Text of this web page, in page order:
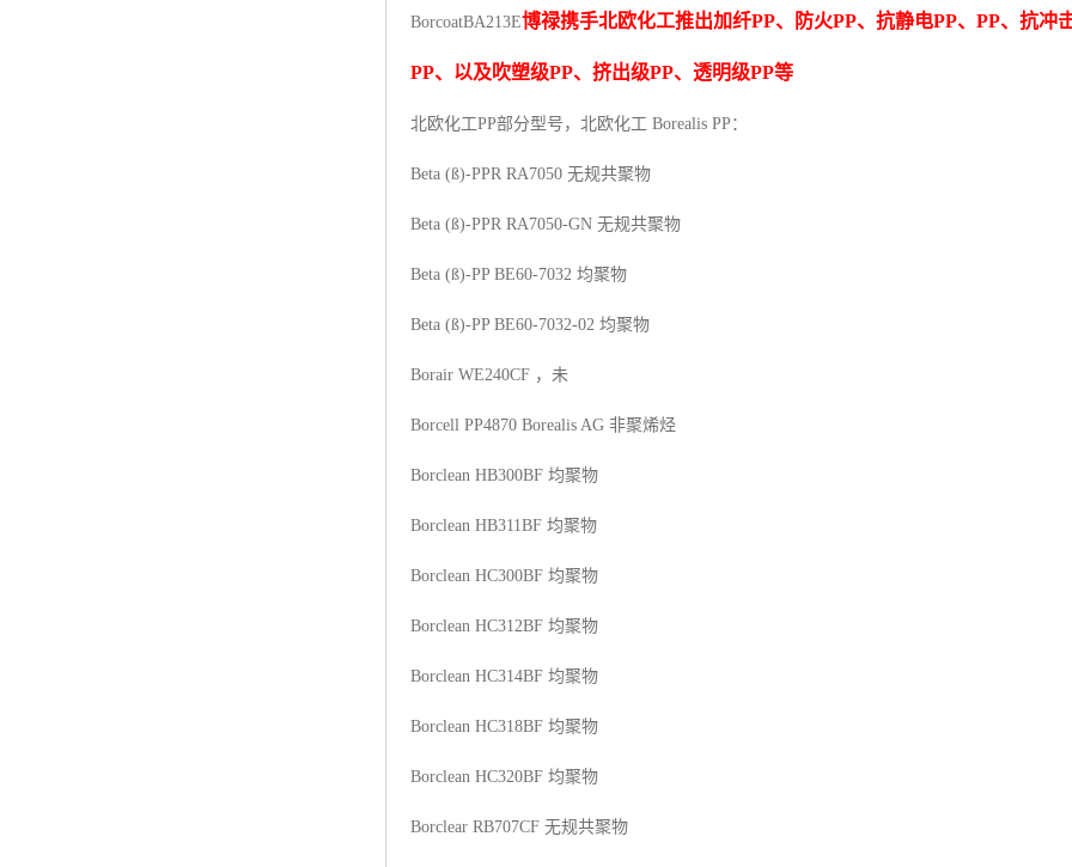
BorcoatBA213E博禄携手北欧化工推出加纤PP、防火PP、抗静电PP、 PP、抗冲
PP、以及吹塑级PP、挤出级PP、透明级PP等
北欧化工PP部分型号，北欧化工 Borealis PP：
Beta (ß)-PPR RA7050 无规共聚物
Beta (ß)-PPR RA7050-GN 无规共聚物
Beta (ß)-PP BE60-7032 均聚物
Beta (ß)-PP BE60-7032-02 均聚物
Borair WE240CF ，未
Borcell PP4870 Borealis AG 非聚烯烃
Borclean HB300BF 均聚物
Borclean HB311BF 均聚物
Borclean HC300BF 均聚物
Borclean HC312BF 均聚物
Borclean HC314BF 均聚物
Borclean HC318BF 均聚物
Borclean HC320BF 均聚物
Borclear RB707CF 无规共聚物